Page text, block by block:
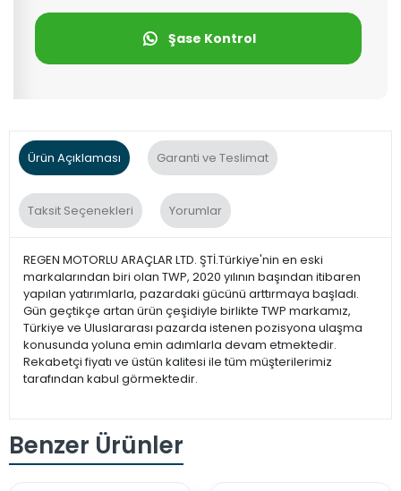
Şase Kontrol
Ürün Açıklaması Garanti ve Teslimat
Taksit Seçenekleri Yorumlar
REGEN MOTORLU ARAÇLAR LTD. ŞTİ.Türkiye'nin en eski
markalarından biri olan TWP, 2020 yılının başından itibaren
yapılan yatırımlarla, pazardaki gücünü arttırmaya başladı.
Gün geçtikçe artan ürün çeşidiyle birlikte TWP markamız,
Türkiye ve Uluslararası pazarda istenen pozisyona ulaşma
konusunda yoluna emin adımlarla devam etmektedir.
Rekabetçi fiyatı ve üstün kalitesi ile tüm müşterilerimiz
tarafından kabul görmektedir.
Benzer Ürünler